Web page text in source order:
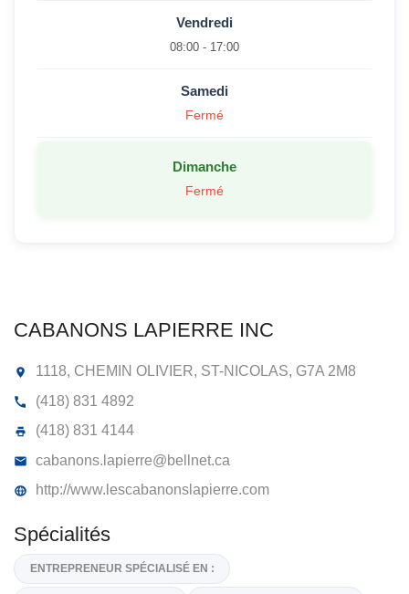
CABANONS LAPIERRE INC
(418) 831 4892
(418) 831 4144
Vendredi
08:00 - 17:00
Samedi
Fermé
Dimanche
Fermé